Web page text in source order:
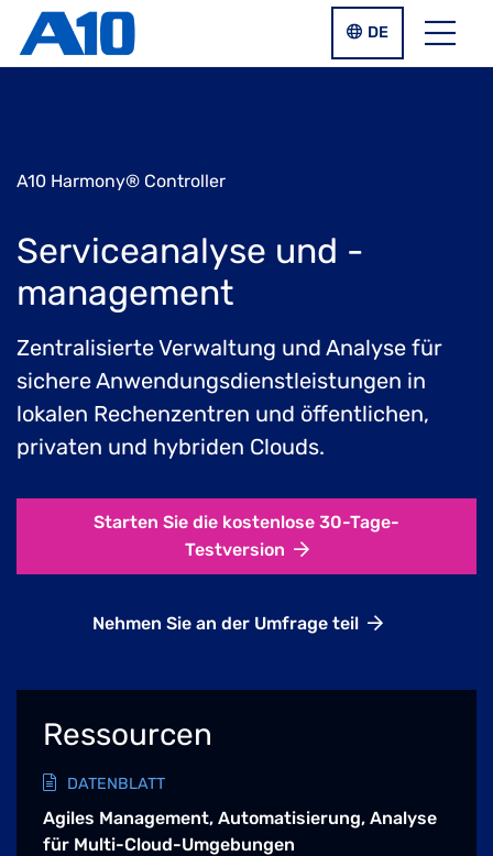
Zum Inhalt springen
DE
A10 Harmony® Controller
Serviceanalyse und -
management
Zentralisierte Verwaltung und Analyse für
sichere Anwendungsdienstleistungen in
lokalen Rechenzentren und öffentlichen,
privaten und hybriden Clouds.
Starten Sie die kostenlose 30-Tage-
Testversion
Nehmen Sie an der Umfrage teil
Ressourcen
DATENBLATT
Agiles Management, Automatisierung, Analyse
für Multi-Cloud-Umgebungen